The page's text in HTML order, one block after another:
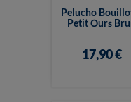
Pelucho
Petit Ours
17,90 €